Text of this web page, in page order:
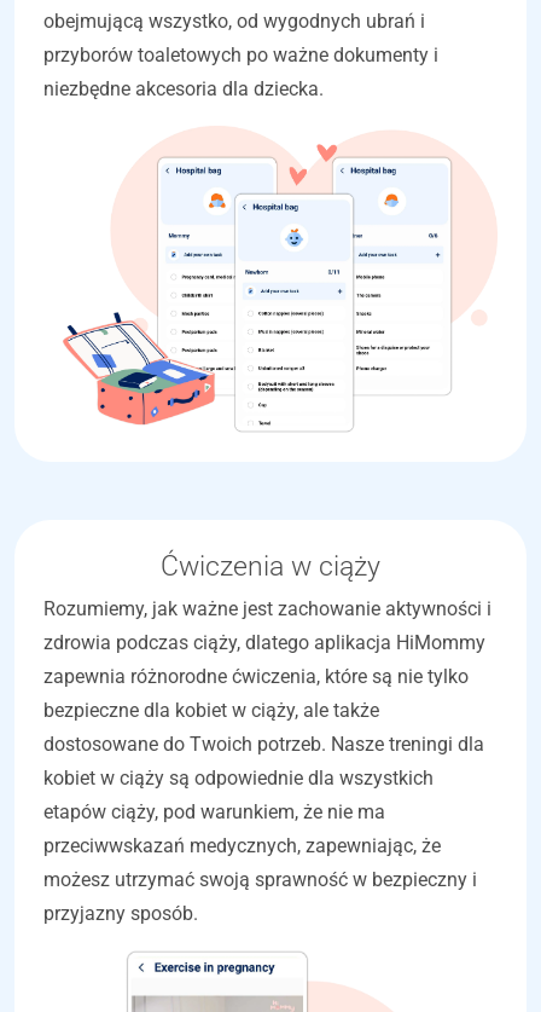
obejmującą wszystko, od wygodnych ubrań i
przyborów toaletowych po ważne dokumenty i
niezbędne akcesoria dla dziecka.
Ćwiczenia w ciąży
Rozumiemy, jak ważne jest zachowanie aktywności i
zdrowia podczas ciąży, dlatego aplikacja HiMommy
zapewnia różnorodne ćwiczenia, które są nie tylko
bezpieczne dla kobiet w ciąży, ale także
dostosowane do Twoich potrzeb. Nasze treningi dla
kobiet w ciąży są odpowiednie dla wszystkich
etapów ciąży, pod warunkiem, że nie ma
przeciwwskazań medycznych, zapewniając, że
możesz utrzymać swoją sprawność w bezpieczny i
przyjazny sposób.